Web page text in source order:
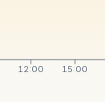
12:00 15:00